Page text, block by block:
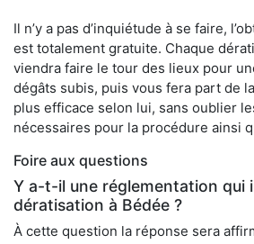
Il n’y a pas d’inquiétude à se faire,
est totalement gratuite. Chaque
viendra faire le tour des lieux pour
dégâts subis, puis vous fera part de
plus efficace selon lui, sans oublier
nécessaires pour la procédure ainsi
Foire aux questions
Y a-t-il une réglementation qui
dératisation à Bédée ?
À cette question la réponse sera